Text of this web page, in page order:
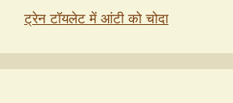
ट्रेन टॉयलेट में आंटी को चोदा